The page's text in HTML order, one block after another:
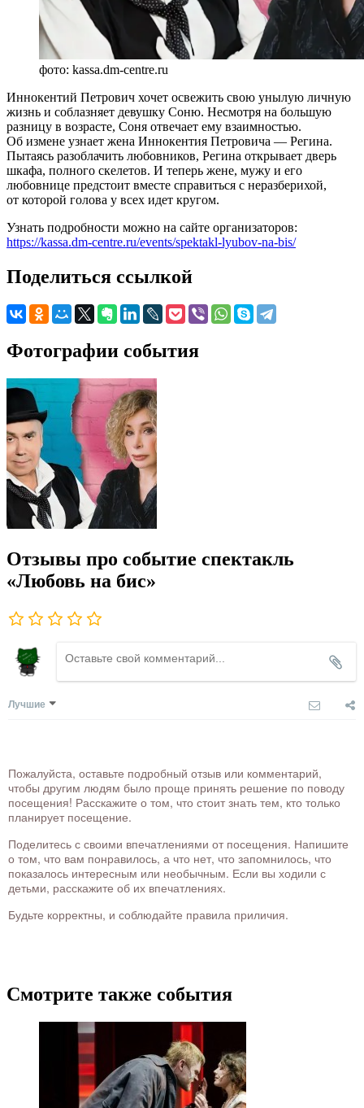
фото: kassa.dm-centre.ru
Иннокентий Петрович хочет освежить свою унылую личную
жизнь и соблазняет девушку Соню. Несмотря на большую
разницу в возрасте, Соня отвечает ему взаимностью.
Об измене узнает жена Иннокентия Петровича — Регина.
Пытаясь разоблачить любовников, Регина открывает дверь
шкафа, полного скелетов. И теперь жене, мужу и его
любовнице предстоит вместе справиться с неразберихой,
от которой голова у всех идет кругом.
Узнать подробности можно на сайте организаторов:
https://kassa.dm-centre.ru/events/spektakl-lyubov-na-bis/
Поделиться ссылкой
Фотографии события
Отзывы про событие спектакль
«Любовь на бис»
Лучшие
Пожалуйста, оставьте подробный отзыв или комментарий,
чтобы другим людям было проще принять решение по поводу
посещения! Расскажите о том, что стоит знать тем, кто только
планирует посещение.
Поделитесь с своими впечатлениями от посещения. Напишите
о том, что вам понравилось, а что нет, что запомнилось, что
показалось интересным или необычным. Если вы ходили с
детьми, расскажите об их впечатлениях.
Будьте корректны, и соблюдайте правила приличия.
Смотрите также события